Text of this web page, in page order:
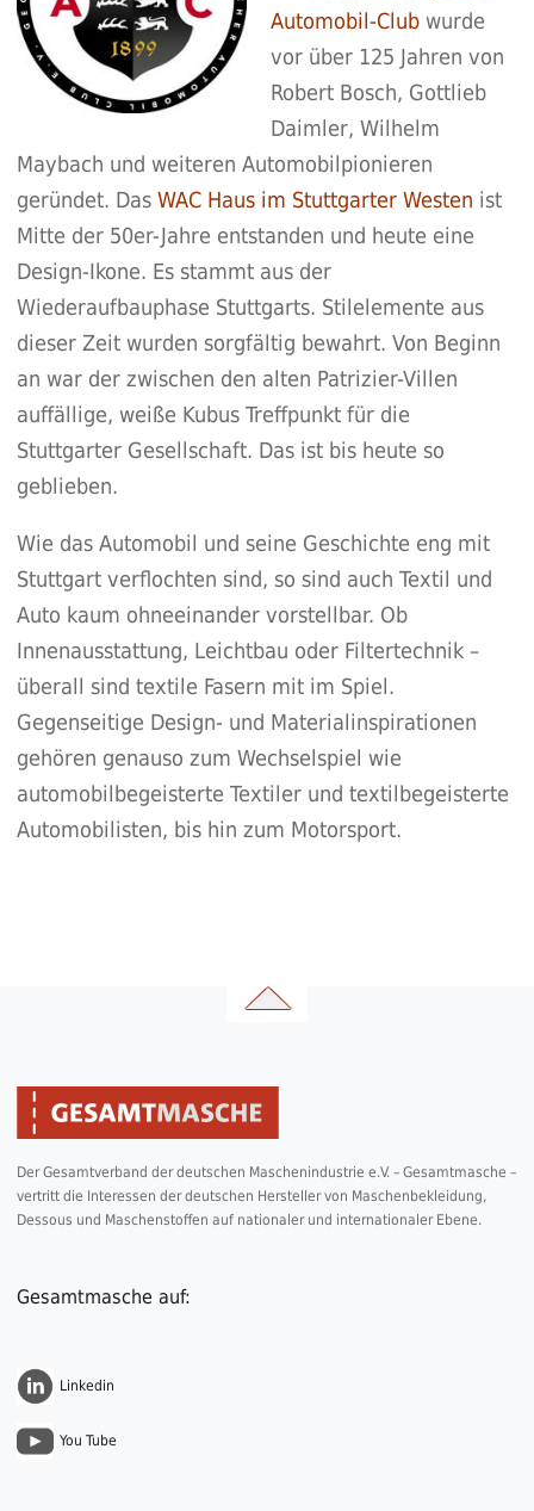
Automobil-Club wurde
vor über 125 Jahren von
Robert Bosch, Gottlieb
Daimler, Wilhelm
Maybach und weiteren Automobilpionieren
geründet. Das WAC Haus im Stuttgarter Westen ist
Mitte der 50er-Jahre entstanden und heute eine
Design-Ikone. Es stammt aus der
Wiederaufbauphase Stuttgarts. Stilelemente aus
dieser Zeit wurden sorgfältig bewahrt. Von Beginn
an war der zwischen den alten Patrizier-Villen
auffällige, weiße Kubus Treffpunkt für die
Stuttgarter Gesellschaft. Das ist bis heute so
geblieben.
Wie das Automobil und seine Geschichte eng mit
Stuttgart verflochten sind, so sind auch Textil und
Auto kaum ohneeinander vorstellbar. Ob
Innenausstattung, Leichtbau oder Filtertechnik –
überall sind textile Fasern mit im Spiel.
Gegenseitige Design- und Materialinspirationen
gehören genauso zum Wechselspiel wie
automobilbegeisterte Textiler und textilbegeisterte
Automobilisten, bis hin zum Motorsport.
Der Gesamtverband der deutschen Maschenindustrie e.V. – Gesamtmasche –
vertritt die Interessen der deutschen Hersteller von Maschenbekleidung,
Dessous und Maschenstoffen auf nationaler und internationaler Ebene.
Gesamtmasche auf:
Linkedin
You Tube